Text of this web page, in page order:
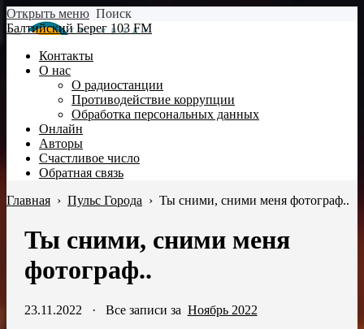
Открыть меню Поиск
Балтийский Берег 103 FM
Контакты
О нас
О радиостанции
Противодействие коррупции
Обработка персональных данных
Онлайн
Авторы
Счастливое число
Обратная связь
Главная › Пульс Города › Ты сними, сними меня фотограф..
Ты сними, сними меня
фотограф..
23.11.2022 · Все записи за Ноябрь 2022